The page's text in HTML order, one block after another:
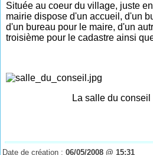
Située au coeur du village, juste
mairie dispose d'un accueil, d'un
d'un bureau pour le maire, d'un
troisième pour le cadastre ainsi
La salle du conseil
Date de création :06/05/2008 @ 15:31